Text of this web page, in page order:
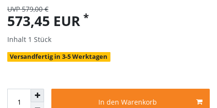
UVP 579,00 €
573,45 EUR *
Inhalt 1 Stück
Versandfertig in 3-5 Werktagen
In den Warenkorb